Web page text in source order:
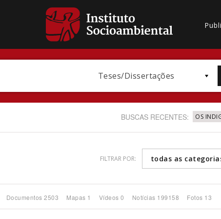
Teses/Dissertações
BUSCAS RECENTES: OS
FILTRAR POR: todas as
Documentos 2503 Mapas 1 Vídeos 0 Notícias 199158 Fotos 13